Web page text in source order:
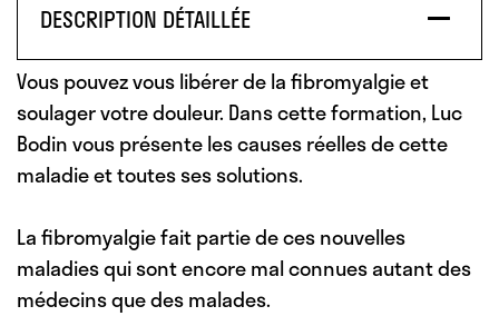
DESCRIPTION DÉTAILLÉE
Vous pouvez vous libérer de la fibromyalgie et
soulager votre douleur. Dans cette formation, Luc
Bodin vous présente les causes réelles de cette
maladie et toutes ses solutions.
La fibromyalgie fait partie de ces nouvelles
maladies qui sont encore mal connues autant des
médecins que des malades.